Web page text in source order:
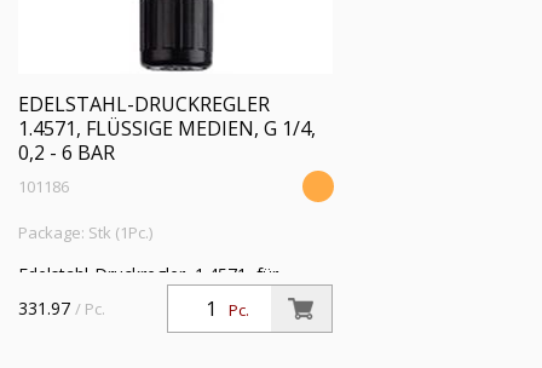
EDELSTAHL-DRUCKREGLER
1.4571, FLÜSSIGE MEDIEN, G 1/4,
0,2 - 6 BAR
101186
Package: Stk (1Pc.)
Edelstahl-Druckregler, 1.4571, für
flüssige Medien, ohne Manometer, G
1/4, Regelbereich 0,2 - 6 bar,
Pc.
331.97 / Pc.